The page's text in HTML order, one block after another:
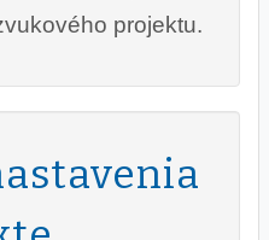
projektu.